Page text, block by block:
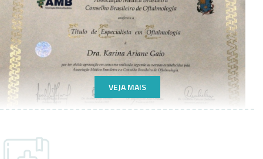
VEJA MAIS